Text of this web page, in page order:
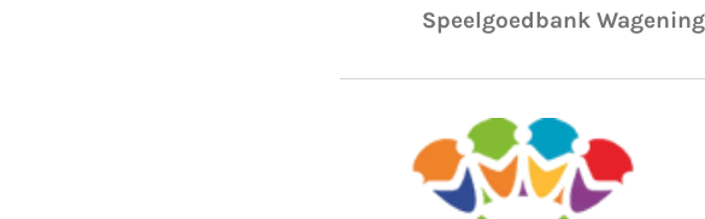
Speelgoedbank